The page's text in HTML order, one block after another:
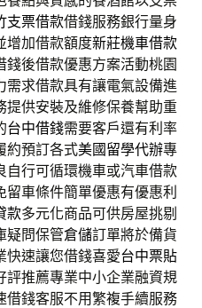
支票借款借錢服務銀行量身
增加借款額度新莊機車借款
後借款優惠方案活動桃園
需求借款具有讓電氣設備進
提供安裝及維修保養幫助重
台中借錢需要客戶還有利率
約預訂各式美國留學代辦專
自行可循環機車或汽車借款
留車條件簡單優惠有優惠利
款多元化商品可供房屋挑剔
疑問保管倉儲訂單將於備貨
快速讓您借錢喜愛台中票貼
評推薦專業中小企業融資規
借錢客服不用繁複手續服務